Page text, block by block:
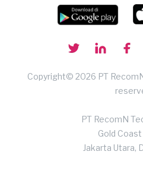
Copyright© 2026 PT
PT RecomN
Gold
Jakarta Utara,